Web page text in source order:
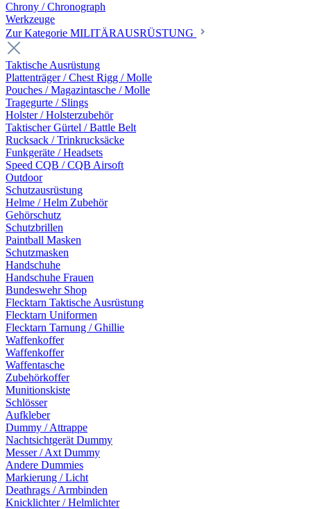
Chrony / Chronograph
Werkzeuge
Zur Kategorie MILITÄRAUSRÜSTUNG
Taktische Ausrüstung
Plattenträger / Chest Rigg / Molle
Pouches / Magazintasche / Molle
Tragegurte / Slings
Holster / Holsterzubehör
Taktischer Gürtel / Battle Belt
Rucksack / Trinkrucksäcke
Funkgeräte / Headsets
Speed CQB / CQB Airsoft
Outdoor
Schutzausrüstung
Helme / Helm Zubehör
Gehörschutz
Schutzbrillen
Paintball Masken
Schutzmasken
Handschuhe
Handschuhe Frauen
Bundeswehr Shop
Flecktarn Taktische Ausrüstung
Flecktarn Uniformen
Flecktarn Tarnung / Ghillie
Waffenkoffer
Waffenkoffer
Waffentasche
Zubehörkoffer
Munitionskiste
Schlösser
Aufkleber
Dummy / Attrappe
Nachtsichtgerät Dummy
Messer / Axt Dummy
Andere Dummies
Markierung / Licht
Deathrags / Armbinden
Knicklichter / Helmlichter